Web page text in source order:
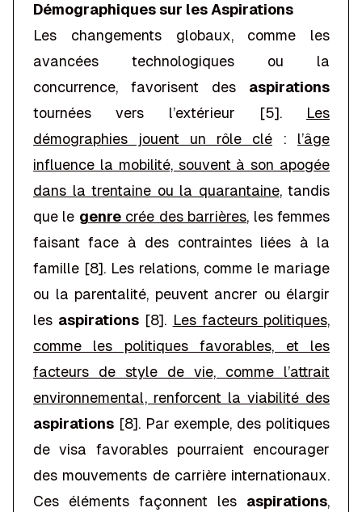
Démographiques sur les Aspirations
Les changements globaux, comme les
avancées technologiques ou la
concurrence, favorisent des aspirations
tournées vers l’extérieur [5]. Les
démographies jouent un rôle clé : l’âge
influence la mobilité, souvent à son apogée
dans la trentaine ou la quarantaine, tandis
que le genrecrée des barrières, les femmes
faisant face à des contraintes liées à la
famille [8]. Les relations, comme le mariage
ou la parentalité, peuvent ancrer ou élargir
les aspirations [8]. Les facteurs politiques,
comme les politiques favorables, et les
facteurs de style de vie, comme l’attrait
environnemental, renforcent la viabilité des
aspirations [8]. Par exemple, des politiques
de visa favorables pourraient encourager
des mouvements de carrière internationaux.
Ces éléments façonnent les aspirations,